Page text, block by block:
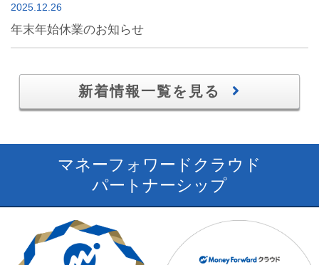
2025.12.26
年末年始休業のお知らせ
新着情報一覧を見る
マネーフォワードクラウド
パートナーシップ